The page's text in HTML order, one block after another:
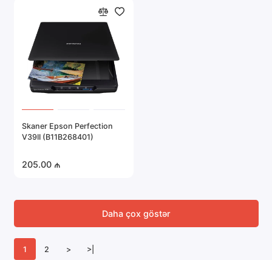
Skaner Epson Perfection
V39II (B11B268401)
205.00 ₼
1 2 > >|
Daha çox göstər